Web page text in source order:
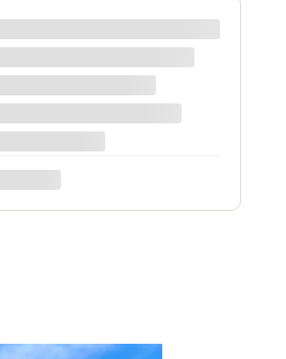
moment, trafiłam w idealne